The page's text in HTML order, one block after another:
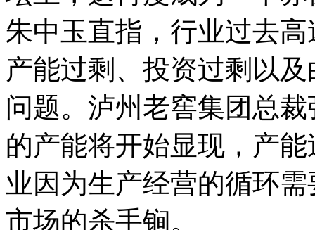
朱中玉直指，行业过去
产能过剩、投资过剩以
问题。泸州老窖集团总
的产能将开始显现，产
业因为生产经营的循环
市场的杀手锏。